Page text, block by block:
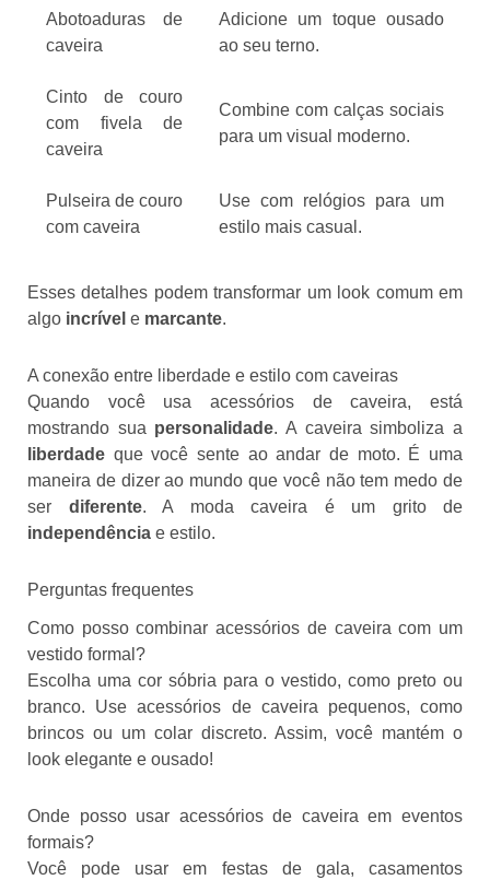
Abotoaduras de
caveira
Adicione um toque ousado
ao seu terno.
Cinto de couro
com fivela de
caveira
Combine com calças sociais
para um visual moderno.
Pulseira de couro
com caveira
Use com relógios para um
estilo mais casual.
Esses detalhes podem transformar um look comum em
algo incrível e marcante.
A conexão entre liberdade e estilo com caveiras
Quando você usa acessórios de caveira, está
mostrando sua personalidade. A caveira simboliza a
liberdade que você sente ao andar de moto. É uma
maneira de dizer ao mundo que você não tem medo de
ser diferente. A moda caveira é um grito de
independência e estilo.
Perguntas frequentes
Como posso combinar acessórios de caveira com um
vestido formal?
Escolha uma cor sóbria para o vestido, como preto ou
branco. Use acessórios de caveira pequenos, como
brincos ou um colar discreto. Assim, você mantém o
look elegante e ousado!
Onde posso usar acessórios de caveira em eventos
formais?
Você pode usar em festas de gala, casamentos